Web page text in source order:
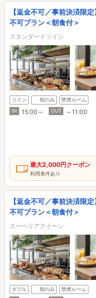
【返金不可／事前決済限
不可プラン＜朝食付＞
スタンダードツイン
ツイン 朝のみ
禁煙ルーム
IN
15:00～ OUT ～11:00
最大2,000円クーポン
利用条件あり
【返金不可／事前決済限
不可プラン＜朝食付＞
スーペリアクイーン
ダブル 朝のみ
禁煙ルーム